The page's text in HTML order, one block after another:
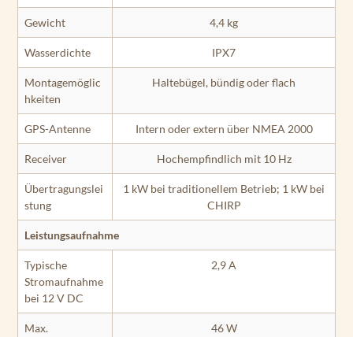
Gewicht 4,4 kg
Wasserdichte IPX7
Montagemöglic
hkeiten
Haltebügel, bündig oder flach
GPS-Antenne Intern oder extern über NMEA 2000
Receiver Hochempfindlich mit 10 Hz
Übertragungslei
stung
1 kW bei traditionellem Betrieb; 1 kW bei
CHIRP
Leistungsaufnahme
Typische
Stromaufnahme
bei 12 V DC
2,9 A
Max.
46 W